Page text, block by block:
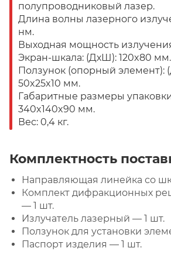
полупроводниковый лазер.
Длина волны лазерного
нм.
Выходная мощность
Экран-шкала: (ДхШ): 120x80 мм.
Ползунок (опорный элемент):
50x25x10 мм.
Габаритные размеры
340x140x90 мм.
Вес: 0,4 кг.
Комплектность
Направляющая линейка со
Комплект дифракционных
— 1 шт.
Излучатель лазерный — 1 шт.
Ползунок для установки
Паспорт изделия — 1 шт.